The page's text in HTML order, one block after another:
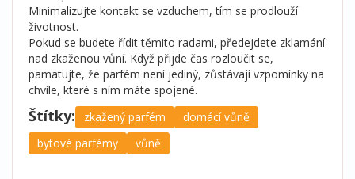
Minimalizujte kontakt se vzduchem, tím se prodlouží
životnost.
Pokud se budete řídit těmito radami, předejdete zklamání
nad zkaženou vůní. Když přijde čas rozloučit se,
pamatujte, že parfém není jediný, zůstávají vzpomínky na
chvíle, které s ním máte spojené.
Štítky: zkažený parfém
domácí vůně
bytové parfémy
vůně